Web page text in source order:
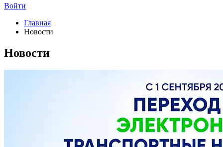
Войти
Главная
Новости
Новости